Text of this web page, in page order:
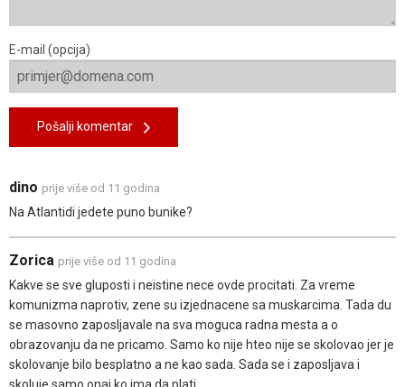
E-mail (opcija)
Pošalji komentar
dino prije više od 11 godina
Na Atlantidi jedete puno bunike?
Zorica prije više od 11 godina
Kakve se sve gluposti i neistine nece ovde procitati. Za vreme
komunizma naprotiv, zene su izjednacene sa muskarcima. Tada du
se masovno zaposljavale na sva moguca radna mesta a o
obrazovanju da ne pricamo. Samo ko nije hteo nije se skolovao jer je
skolovanje bilo besplatno a ne kao sada. Sada se i zaposljava i
skoluje samo onaj ko ima da plati.